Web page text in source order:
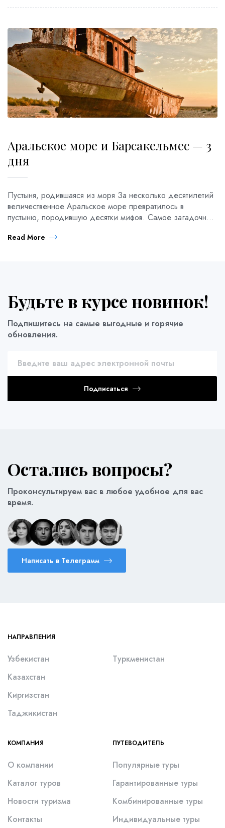
без забот. Вы полюбуетесь современным и энергичным
ансамблей Самарканда, насладитесь […]
Аральское море и Барсакельмес — 3
дня
Пустыня, родившаяся из моря За несколько десятилетий
величественное Аральское море превратилось в
пустыню, породившую десятки мифов. Самое загадочное
легендами, о которых вам расскажет наш опытный гид.
Read More
Будьте в курсе новинок!
Подпишитесь на самые выгодные и горячие
обновления.
Подписаться
Остались вопросы?
Проконсультируем вас в любое удобное для вас
время.
Написать в Телеграмм
НАПРАВЛЕНИЯ
Узбекистан
Казахстан
Киргизстан
Таджикистан
Туркменистан
КОМПАНИЯ
О компании
Каталог туров
Новости туризма
Контакты
ПУТЕВОДИТЕЛЬ
Популярные туры
Гарантированные туры
Комбинированные туры
Индивидуальные туры